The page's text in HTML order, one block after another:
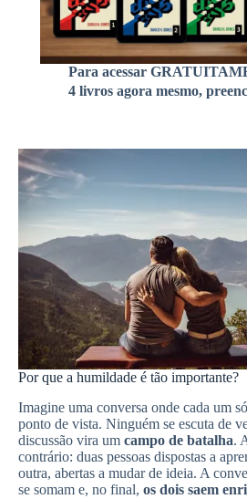
Para acessar
4 livros agora mesmo,
Por que a humildade é tão importante?
Imagine uma conversa onde cada um
ponto de vista. Ninguém se escuta de
discussão vira um campo de batalha.
contrário: duas pessoas dispostas a
outra, abertas a mudar de ideia. A
se somam e, no final, os dois saem